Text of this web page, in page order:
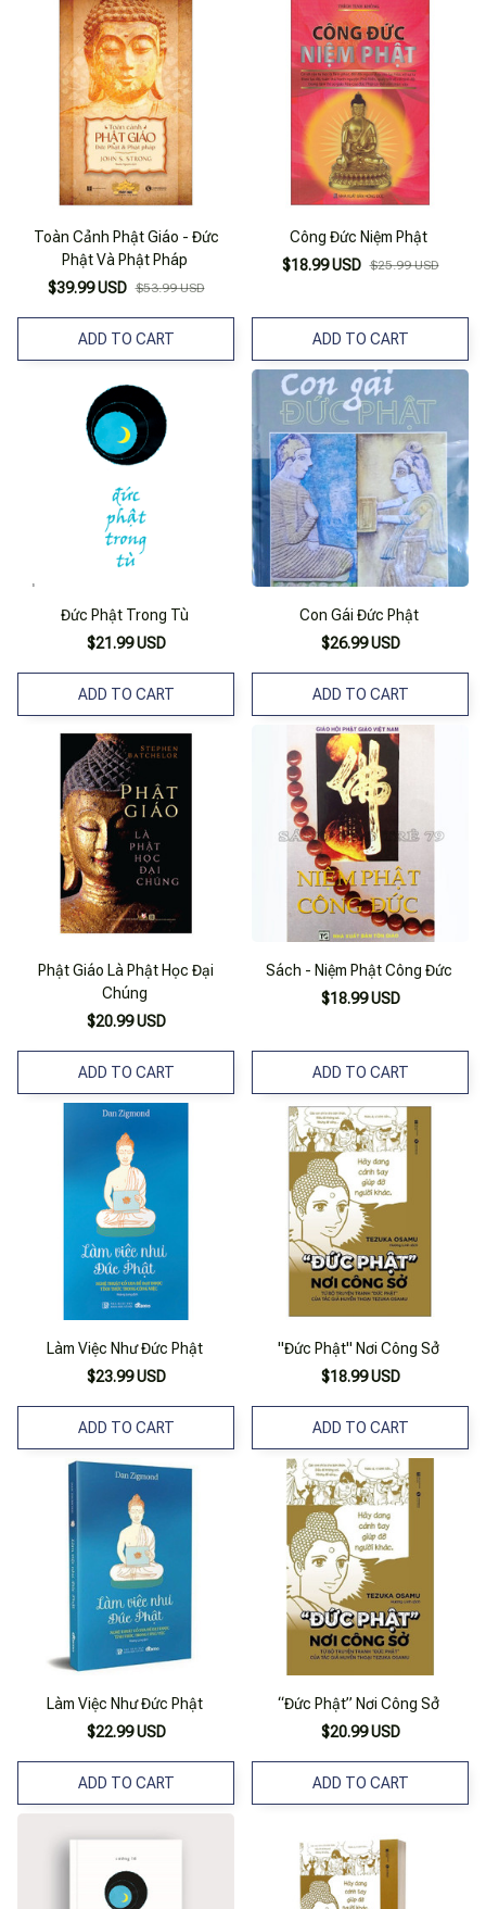
Toàn Cảnh Phật Giáo - Đức
Phật Và Phật Pháp
$39.99 USD $53.99 USD
ADD TO CART
Công Đức Niệm Phật
$18.99 USD $25.99 USD
ADD TO CART
Đức Phật Trong Tù
$21.99 USD
ADD TO CART
Con Gái Đức Phật
$26.99 USD
ADD TO CART
Phật Giáo Là Phật Học Đại
Chúng
$20.99 USD
ADD TO CART
Sách - Niệm Phật Công Đức
$18.99 USD
ADD TO CART
Làm Việc Như Đức Phật
$23.99 USD
ADD TO CART
"Đức Phật" Nơi Công Sở
$18.99 USD
ADD TO CART
Làm Việc Như Đức Phật
$22.99 USD
ADD TO CART
“Đức Phật” Nơi Công Sở
$20.99 USD
ADD TO CART